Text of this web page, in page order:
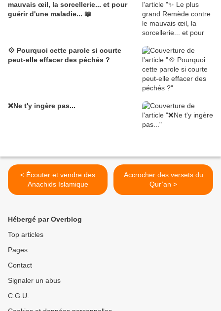
mauvais œil, la sorcellerie... et pour
guérir d'une maladie... 📖
💠 Pourquoi cette parole si courte
peut-elle effacer des péchés ?
❌Ne t'y ingère pas...
< Écouter et vendre des
Anachids Islamique
Accrocher des versets du
Qur’an >
Hébergé par Overblog
Top articles
Pages
Contact
Signaler un abus
C.G.U.